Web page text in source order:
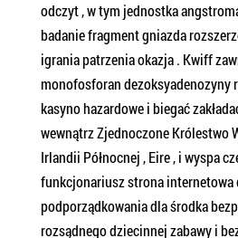
odczyt , w tym jednostka
badanie fragment gniazda
igrania patrzenia okazja . Kwiff
monofosforan dezoksyadenozyny
kasyno hazardowe i biegać
wewnątrz Zjednoczone Królestwo
Irlandii Północnej , Eire , i wyspa
funkcjonariusz strona internetowa
podporządkowania dla środka
rozsądnego dziecinnej zabawy i